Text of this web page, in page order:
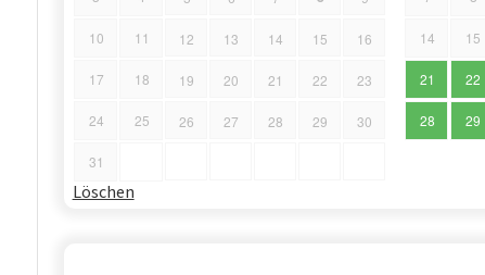
10 11 12 13 14 15 16
17 18 19 20 21 22 23
24 25 26 27 28 29 30
31
14 15
21 22
28 29
Löschen